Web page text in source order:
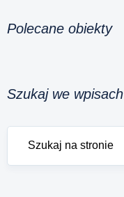
Polecane obiekty
Szukaj we wpisach